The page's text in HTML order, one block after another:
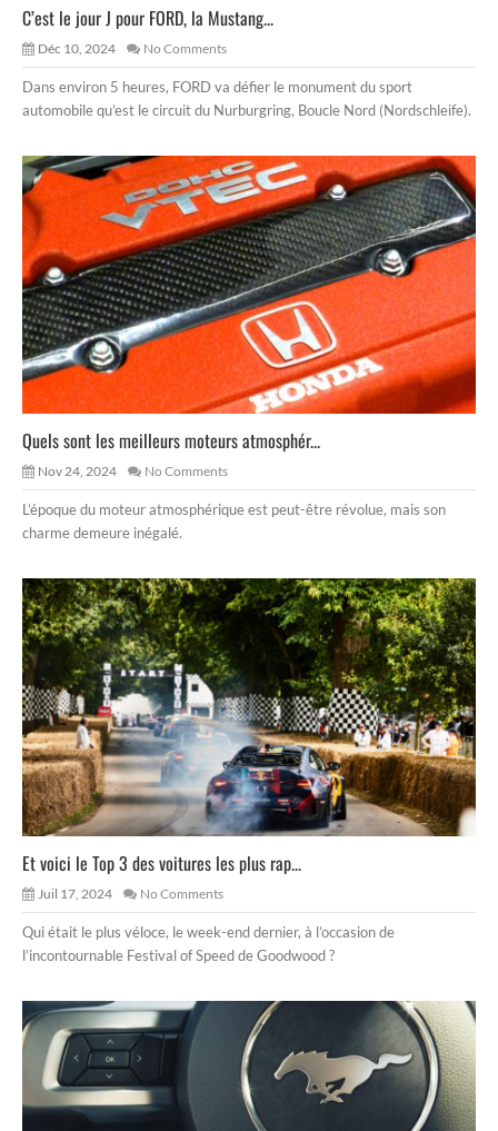
C’est le jour J pour FORD, la Mustang...
Déc 10, 2024 No Comments
Dans environ 5 heures, FORD va défier le monument du sport
automobile qu’est le circuit du Nurburgring, Boucle Nord (Nordschleife).
Quels sont les meilleurs moteurs atmosphér...
Nov 24, 2024 No Comments
L’époque du moteur atmosphérique est peut-être révolue, mais son
charme demeure inégalé.
Et voici le Top 3 des voitures les plus rap...
Juil 17, 2024 No Comments
Qui était le plus véloce, le week-end dernier, à l’occasion de
l’incontournable Festival of Speed de Goodwood ?